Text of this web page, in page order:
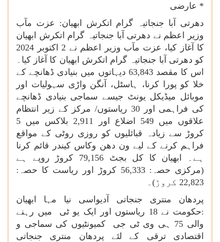
* عارضی
دھرتی آبا جنجاتیہ گرام اتکرش ابھیان: عزت مآب
وزیر اعظم نے دھرتی آبا جنجاتیہ گرام اتکرش ابھیان
کا آغاز کیا، عزت مآب وزیر اعظم نے 2 اکتوبر 2024
کو دھرتی آبا جنجاتیہ گرام اتکرش ابھیان کا آغاز کیا۔
اس کا مقصد 63,843 دیہاتوں میں بنیادی ڈھانچے کے
خلا کو پورا کرنا، ہاسٹل، آنگن واڑی سہولیات اور
موبائل میڈیکل یونٹ جیسے سماجی بنیادی ڈھانچے
کی فراہمی اور 30
ریاستوں/ مرکز کے زیر انتظام
علاقوں میں 549 اضلاع اور 2,911 بلاکس میں 5
کروڑ سے زیادہ قبائلیوں کو روزی روٹی کے مواقع
فراہم کرنے کے لیے ون دھن وکاس کیندر قائم کرنا
ہے۔ ابھیان کا کل بجٹ 79,156 کروڑ روپے ہے
(مرکزی حصہ: 56,333 کروڑ اور ریاست کا حصہ:
22,823 کروڑ)۔
پردھان منتری جنجاتی آدیواسی نیا مہا ابھیان
:
حکومت نے 18 ریاستوں اور ایک یو ٹی میں رہنے
والی 75 ہی وی ٹی جی کمیونٹیوں کی سماجی و
اقتصادی ترقی کے لئے پردھان منتری جنجاتی